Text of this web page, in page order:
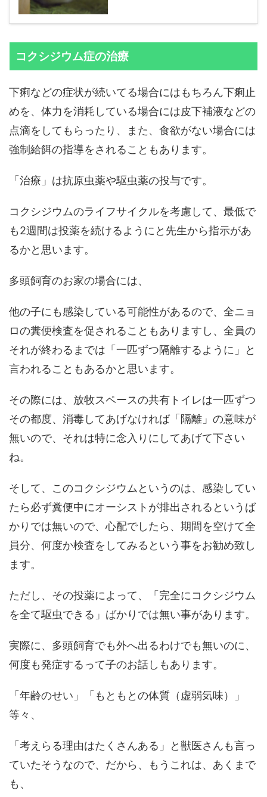
コクシジウム症の治療
下痢などの症状が続いてる場合にはもちろん下痢止
めを、体力を消耗している場合には皮下補液などの
点滴をしてもらったり、また、食欲がない場合には
強制給餌の指導をされることもあります。
「治療」は抗原虫薬や駆虫薬の投与です。
コクシジウムのライフサイクルを考慮して、最低で
も2週間は投薬を続けるようにと先生から指示があ
るかと思います。
多頭飼育のお家の場合には、
他の子にも感染している可能性があるので、全ニョ
ロの糞便検査を促されることもありますし、全員の
それが終わるまでは「一匹ずつ隔離するように」と
言われることもあるかと思います。
その際には、放牧スペースの共有トイレは一匹ずつ
その都度、消毒してあげなければ「隔離」の意味が
無いので、それは特に念入りにしてあげて下さい
ね。
そして、このコクシジウムというのは、感染してい
たら必ず糞便中にオーシストが排出されるというば
かりでは無いので、心配でしたら、期間を空けて全
員分、何度か検査をしてみるという事をお勧め致し
ます。
ただし、その投薬によって、「完全にコクシジウム
を全て駆虫できる」ばかりでは無い事があります。
実際に、多頭飼育でも外へ出るわけでも無いのに、
何度も発症するって子のお話しもあります。
「年齢のせい」「もともとの体質（虚弱気味）」
等々、
「考えらる理由はたくさんある」と獣医さんも言っ
ていたそうなので、だから、もうこれは、あくまで
も、